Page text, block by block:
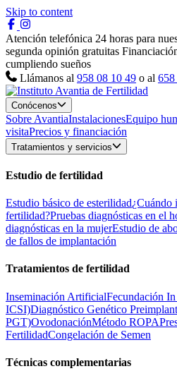
Skip to content
Atención telefónica 24 horas para
segunda opinión gratuitas
cumpliendo sueños
Llámanos al 958 08 10 49 o al 658
Conócenos
Sobre AvantiaInstalacionesEquipo
visitaPrecios y financiación
Tratamientos y servicios
Estudio de fertilidad
Estudio básico de esterilidad¿Cuándo
fertilidad?Pruebas diagnósticas en el
diagnósticas en la mujerEstudio de
de fallos de implantación
Tratamientos de fertilidad
Inseminación ArtificialFecundación
ICSI)Diagnóstico Genético
PGT)OvodonaciónMétodo ROPA
FertilidadCongelación de Semen
Técnicas complementarias